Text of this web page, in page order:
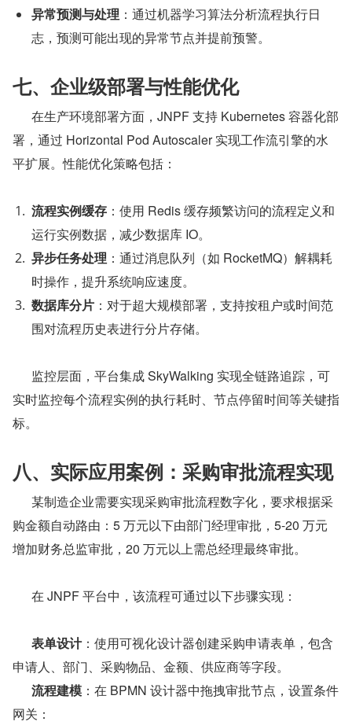
异常预测与处理 ：通过机器学习算法分析流程执行日
志，预测可能出现的异常节点并提前预警。
七、企业级部署与性能优化
署，通过 Horizontal Pod Autoscaler 实现工作流引擎的水
平扩展。性能优化策略包括：
流程实例缓存 ：使用 Redis 缓存频繁访问的流程定义和
运行实例数据，减少数据库 IO。
异步任务处理 ：通过消息队列（如 RocketMQ）解耦耗
时操作，提升系统响应速度。
数据库分片 ：对于超大规模部署，支持按租户或时间范
围对流程历史表进行分片存储。
实时监控每个流程实例的执行耗时、节点停留时间等关键指
标。
八、实际应用案例：采购审批流程实现
购金额自动路由：5 万元以下由部门经理审批，5-20 万元
增加财务总监审批，20 万元以上需总经理最终审批。
      在 JNPF 平台中，该流程可通过以下步骤实现：
表单设计：使用可视化设计器创建采购申请表单，包含
申请人、部门、采购物品、金额、供应商等字段。
流程建模 ：在 BPMN 设计器中拖拽审批节点，设置条件
网关：